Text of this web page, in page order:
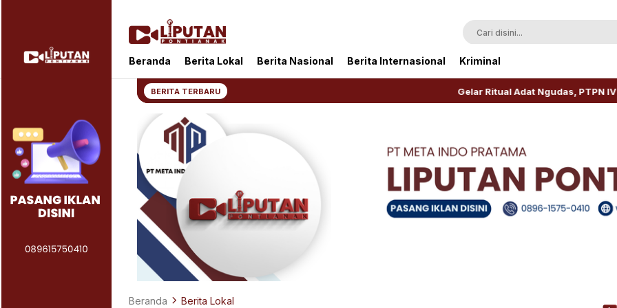
Liputan Pontianak
Berita Terkini dan TerUpdate
Beranda Berita Lokal Berita Nasional Berita Internasional Kriminal
BERITA TERBARU Gelar Ritual Adat Ngudas, PTPN IV Regional V
Beranda Berita Lokal